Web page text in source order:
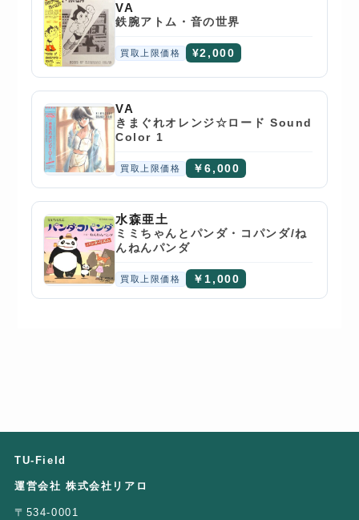
VA
鉄腕アトム・音の世界
買取上限価格 ¥2,000
VA
きまぐれオレンジ☆ロード Sound
Color 1
買取上限価格 ￥6,000
水森亜土
ミミちゃんとパンダ・コパンダ/ね
んねんパンダ
買取上限価格 ￥1,000
TU-Field
運営会社 株式会社リアロ
〒534-0001